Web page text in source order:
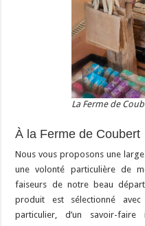
La Ferme de
À la Ferme de Coubert
Nous vous proposons une
une volonté particulière de
faiseurs de notre beau
produit est sélectionné
particulier, d’un savoir-